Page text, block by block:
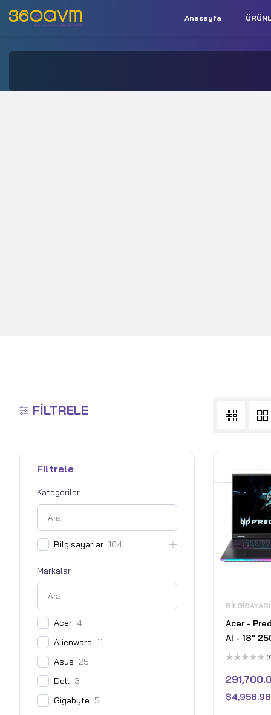
İletişim: +90 850 532 9312
Anasayfa
FILTRELE
Filtrele
Kategoriler
Bilgisayarlar 104
Markalar
Acer 4
Alienware 11
Asus 25
Dell 3
Gigabyte 5
Acer -
AI - 18"
Laptop -
NVIDIA
5080 –
üzerinden
0
aldı
$